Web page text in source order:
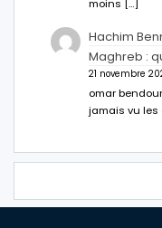
moins […]
Hachim
Maghreb :
21 novembre
omar
jamais vu les